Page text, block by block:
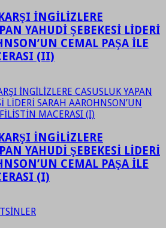
İNGİLİZLERE
YAHUDİ ŞEBEKESİ LİDERİ
CEMAL PAŞA İLE
(II)
İNGİLİZLERE
YAHUDİ ŞEBEKESİ LİDERİ
CEMAL PAŞA İLE
(I)